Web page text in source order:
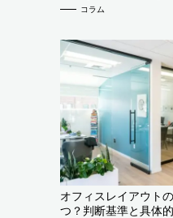
コラム
オフィスレイアウト
つ？判断基準と具体